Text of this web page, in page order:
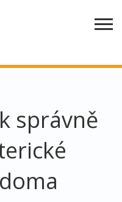
správně